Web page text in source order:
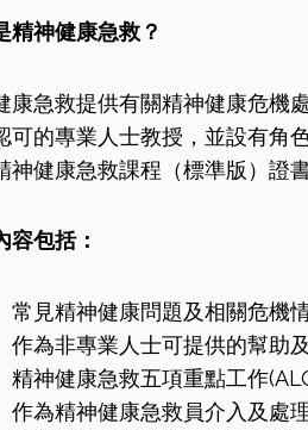
精神健康急救？
康急救提供有關精神健康危機
可的專業人士教授，並設有角
神健康急救課程（標準版）證書
容包括：
常見精神健康問題及相關危機
作為非專業人士可提供的幫助
精神健康急救五項重點工作
作為精神健康急救員介入及處